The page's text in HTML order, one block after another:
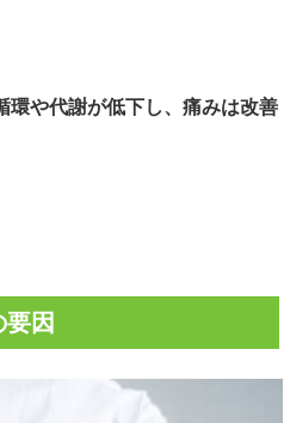
環や代謝が低下し、痛みは改善
因